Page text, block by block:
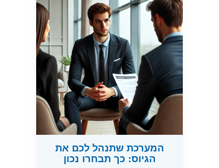
המערכת שתנהל לכם את
הגיוס: כך תבחרו נכון